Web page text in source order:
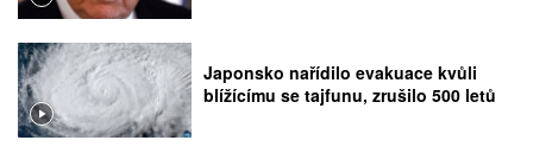
Japonsko nařídilo evakuace kvůli
blížícímu se tajfunu, zrušilo 500 letů